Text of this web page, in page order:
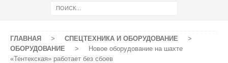
ГЛАВНАЯ > СПЕЦТЕХНИКА И ОБОРУДОВАНИЕ
>
ОБОРУДОВАНИЕ
>
Новое оборудование на шахте
«Тентекская» работает без сбоев